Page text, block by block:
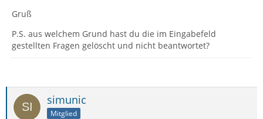
Gruß
P.S. aus welchem Grund hast du die im Eingabefeld
gestellten Fragen gelöscht und nicht beantwortet?
simunic
Mitglied